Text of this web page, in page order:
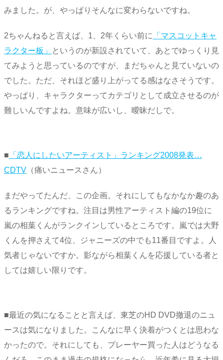
みました。が、やっぱりそんなに変わらないですね。
2ちゃんねると言えば、1、2年くらい前に
「マスコットキャ
ラクター板」
というのが新設されていて、あとでゆっくり見
てみようと思っているのですが、まだちゃんと見ていないの
でした。ただ、それほど盛り上がってる感はなさそうです。
やっぱり、キャラクターってカテゴリとして成立させるのが
難しいんですよね。意味が広いし、曖昧だしで。
■ 「恋人にしたいアーティスト」ランキング2008発表…
CDTV （痛いニュースさん）
まだやってたんだ、この企画。それにしてもなかなか趣のあ
るランキングですね。注目は男性アーティスト編の19位に
嵐の相葉くんがランクインしているところです。嵐では大野
くんを押さえて4位、ジャニーズの中でも11番目ですよ。人
気者じゃないですか。影ながら相葉くんを応援している者と
しては嬉しい限りです。
■最近の気になることと言えば、東芝のHD DVD撤退のニュ
ースは気になりました。こんなに早く決着がつくとは思わな
かったので。それにしても、プレーヤー買った人はどうなる